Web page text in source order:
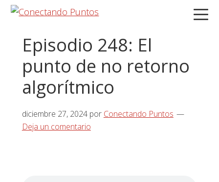
Saltar
navegación
principal
Saltar
principal
Saltar
lateral
principal
Episodio 248: El
punto de no retorno
algorítmico
diciembre 27, 2024por Conectando Puntos
Deja un comentario